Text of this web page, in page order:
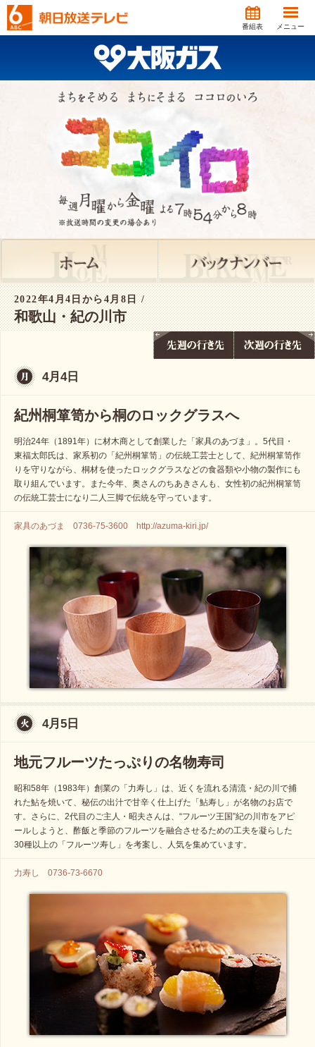
番組表 メニュー
2022年4月4日から4月8日 /
和歌山・紀の川市
4月4日
紀州桐箪笥から桐のロックグラスへ
明治24年（1891年）に材木商として創業した「家具のあづま」。5代目・
東福太郎氏は、家系初の「紀州桐箪笥」の伝統工芸士として、紀州桐箪笥作
りを守りながら、桐材を使ったロックグラスなどの食器類や小物の製作にも
取り組んでいます。また今年、奥さんのちあきさんも、女性初の紀州桐箪笥
の伝統工芸士になり二人三脚で伝統を守っています。
家具のあづま 0736-75-3600 http://azuma-kiri.jp/
4月5日
地元フルーツたっぷりの名物寿司
昭和58年（1983年）創業の「力寿し」は、近くを流れる清流・紀の川で捕
れた鮎を焼いて、秘伝の出汁で甘辛く仕上げた「鮎寿し」が名物のお店で
す。さらに、2代目のご主人・昭夫さんは、“フルーツ王国”紀の川市をアピ
ールしようと、酢飯と季節のフルーツを融合させるための工夫を凝らした
30種以上の「フルーツ寿し」を考案し、人気を集めています。
力寿し 0736-73-6670